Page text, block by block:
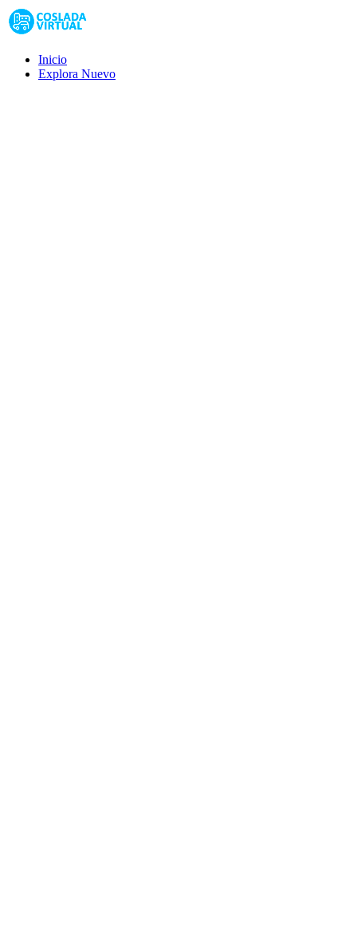
Inicio
Explora Nuevo